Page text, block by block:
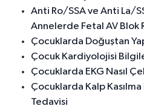
Anti Ro/SSA ve Anti La/
Annelerde Fetal AV Blok
Çocuklarda Doğuştan
Çocuk Kardiyolojisi
Çocuklarda EKG Nasıl
Çocuklarda Kalp Kasılma
Tedavisi